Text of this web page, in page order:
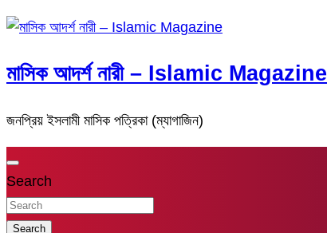
মাসিক আদর্শ নারী – Islamic Magazine
জনপ্রিয় ইসলামী মাসিক পত্রিকা (ম্যাগাজিন)
Search
Search